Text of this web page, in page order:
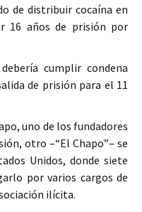
de distribuir cocaína en
16 años de prisión por
cumplir condena
de prisión para el 11
uno de los fundadores
otro –“El Chapo”– se
Unidos, donde siete
por varios cargos de
ilícita.